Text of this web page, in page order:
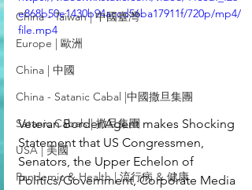
China - Taiwan | 中國臺灣
Europe | 歐洲
China | 中國
China - Satanic Cabal |中國撒旦集團
Satanic Cabals | 撒旦集團
USA | 美國
Pandemic & Health | 流行病 & 健康
e868b50e1430b94accd56ba17911f/720p/mp4/
file.mp4
Veteran Border Agent makes Shocking
Statement that US Congressmen,
Senators, the Upper Echelon of
Politics/Government, Corporate Media